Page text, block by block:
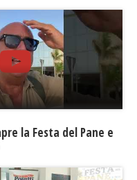
la Festa del Pane e